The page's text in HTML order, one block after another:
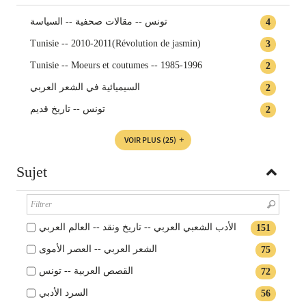
4 تونس‏ -- ‏مقالات صحفية -- ‏السياسة‏
3
Tunisie -- 2010-2011(Révolution de jasmin)
2
Tunisie -- Moeurs et coutumes -- 1985-1996
2 السيميائية في الشعر العربي‏
2 تونس -- تاريخ قديم
VOIR PLUS (25)
Sujet
151 الأدب الشعبي العربي -- تاريخ ونقد -- العالم العربي
75 الشعر العربي -- العصر الأموى
72 القصص العربية -- تونس
56 السرد الأدبي